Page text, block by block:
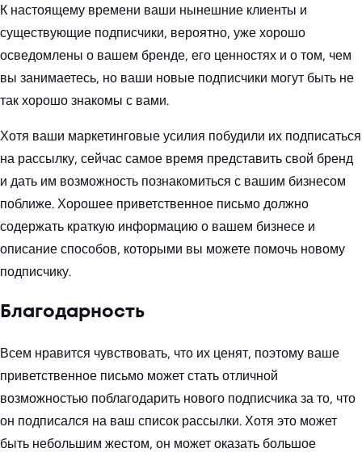
К настоящему времени ваши нынешние клиенты и
существующие подписчики, вероятно, уже хорошо
осведомлены о вашем бренде, его ценностях и о том, чем
вы занимаетесь, но ваши новые подписчики могут быть не
так хорошо знакомы с вами.
Хотя ваши маркетинговые усилия побудили их подписаться
на рассылку, сейчас самое время представить свой бренд
и дать им возможность познакомиться с вашим бизнесом
поближе. Хорошее приветственное письмо должно
содержать краткую информацию о вашем бизнесе и
описание способов, которыми вы можете помочь новому
подписчику.
Благодарность
Всем нравится чувствовать, что их ценят, поэтому ваше
приветственное письмо может стать отличной
возможностью поблагодарить нового подписчика за то, что
он подписался на ваш список рассылки. Хотя это может
быть небольшим жестом, он может оказать большое